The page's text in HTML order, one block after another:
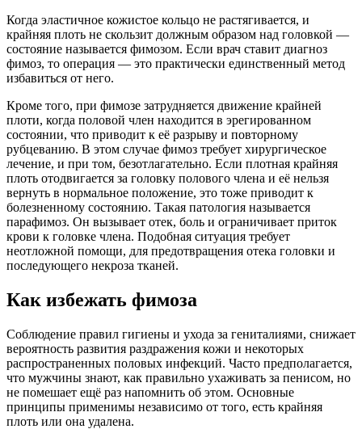
Когда эластичное кожистое кольцо не растягивается, и
крайняя плоть не скользит должным образом над головкой —
состояние называется фимозом. Если врач ставит диагноз
фимоз, то операция — это практически единственный метод
избавиться от него.
Кроме того, при фимозе затрудняется движение крайней
плоти, когда половой член находится в эрегированном
состоянии, что приводит к её разрыву и повторному
рубцеванию. В этом случае фимоз требует хирургическое
лечение, и при том, безотлагательно. Если плотная крайняя
плоть отодвигается за головку полового члена и её нельзя
вернуть в нормальное положение, это тоже приводит к
болезненному состоянию. Такая патология называется
парафимоз. Он вызывает отек, боль и ограничивает приток
крови к головке члена. Подобная ситуация требует
неотложной помощи, для предотвращения отека головки и
последующего некроза тканей.
Как избежать фимоза
Соблюдение правил гигиены и ухода за гениталиями, снижает
вероятность развития раздражения кожи и некоторых
распространенных половых инфекций. Часто предполагается,
что мужчины знают, как правильно ухаживать за пенисом, но
не помешает ещё раз напомнить об этом. Основные
принципы применимы независимо от того, есть крайняя
плоть или она удалена.